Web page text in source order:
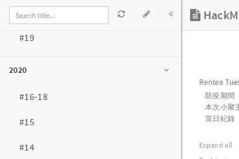
#20
#19
2020
#16-18
#15
#14